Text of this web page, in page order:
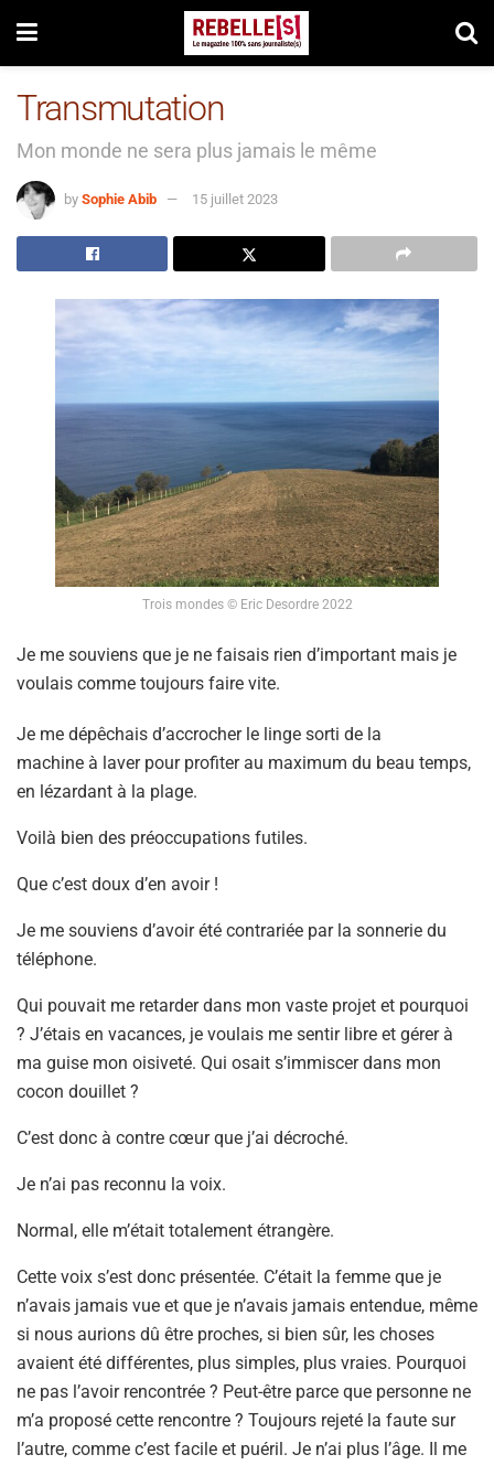
Transmutation
Mon monde ne sera plus jamais le même
by Sophie Abib 15 juillet 2023
Trois mondes © Eric Desordre 2022
Je me souviens que je ne faisais rien d’important mais je
voulais comme toujours faire vite.
Je me dépêchais d’accrocher le linge sorti de la
machine à laver pour profiter au maximum du beau temps,
en lézardant à la plage.
Voilà bien des préoccupations futiles.
Que c’est doux d’en avoir !
Je me souviens d’avoir été contrariée par la sonnerie du
téléphone.
Qui pouvait me retarder dans mon vaste projet et pourquoi
? J’étais en vacances, je voulais me sentir libre et gérer à
ma guise mon oisiveté. Qui osait s’immiscer dans mon
cocon douillet ?
C’est donc à contre cœur que j’ai décroché.
Je n’ai pas reconnu la voix.
Normal, elle m’était totalement étrangère.
Cette voix s’est donc présentée. C’était la femme que je
n’avais jamais vue et que je n’avais jamais entendue, même
si nous aurions dû être proches, si bien sûr, les choses
avaient été différentes, plus simples, plus vraies. Pourquoi
ne pas l’avoir rencontrée ? Peut-être parce que personne ne
m’a proposé cette rencontre ? Toujours rejeté la faute sur
l’autre, comme c’est facile et puéril. Je n’ai plus l’âge. Il me